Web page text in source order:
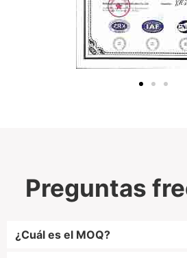
Preguntas
¿Cuál es el MOQ?